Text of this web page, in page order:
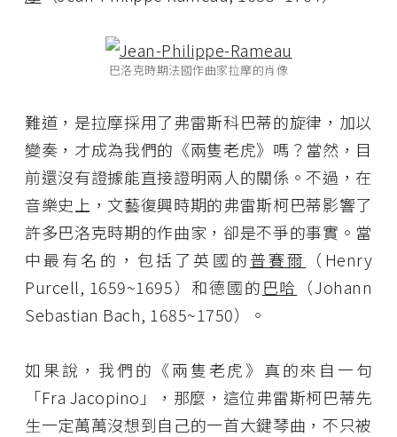
巴洛克時期法國作曲家拉摩的肖像
難道，是拉摩採用了弗雷斯科巴蒂的旋律，加以
變奏，才成為我們的《兩隻老虎》嗎？當然，目
前還沒有證據能直接證明兩人的關係。不過，在
音樂史上，文藝復興時期的弗雷斯柯巴蒂影響了
許多巴洛克時期的作曲家，卻是不爭的事實。當
中最有名的，包括了英國的普賽爾
（Henry
Purcell, 1659~1695）和德國的巴哈
（Johann
Sebastian Bach, 1685~1750）。
如果說，我們的《兩隻老虎》真的來自一句
「Fra Jacopino」，那麼，這位弗雷斯柯巴蒂先
生一定萬萬沒想到自己的一首大鍵琴曲，不只被